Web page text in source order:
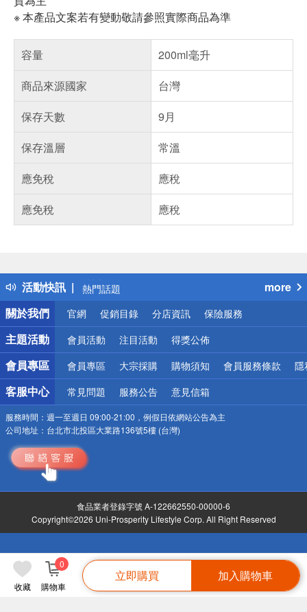
收藏 購物車
0
立即購買 加入購物車
※ 本產品文案若有變動敬請參照實際商品為準
容量
200ml毫升
商品來源國家
台灣
保存天數
9月
保存溫層
常溫
應免稅
應稅
應免稅
應稅
活動快訊
得獎公告
熱門話題
銀行優惠
偏遠地區配送
詐騙網頁！請小心！
more
關於我們
官網 促銷目錄 分店資訊 保險服務
主題活動 會員活動 注目活動 得獎公佈
會員專區 會員專區 大宗採購 購物須知 會員服務條款 隱
客服中心 常見問題 服務公告 意見信箱
服務時間： 週一至週日 09:00-21:00，例假日依網站公告為主
公司地址： 台北市北投區大業路136號5樓 (台灣)
食品業者登錄字號 A-122662550-00000-6
Copyright©2026 Uni-Prosperity Lifestyle Corp. All Right Reserved